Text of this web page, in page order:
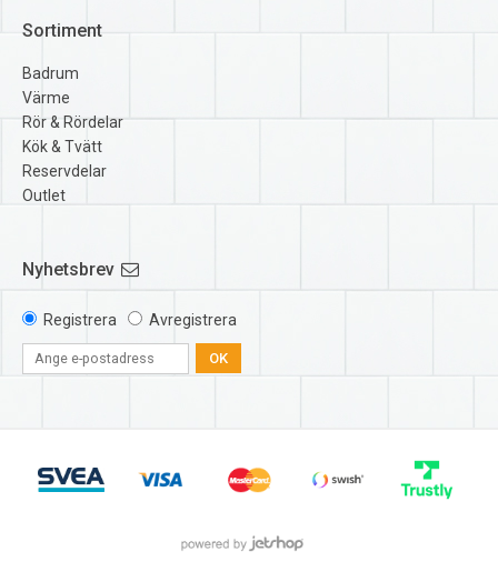
Sortiment
Badrum
Värme
Rör & Rördelar
Kök & Tvätt
Reservdelar
Outlet
Nyhetsbrev
Registrera Avregistrera
OK